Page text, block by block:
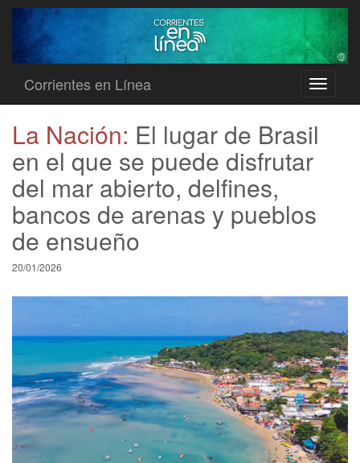
Toggle
Corrientes en Línea
La Nación: El lugar de Brasil
en el que se puede disfrutar
del mar abierto, delfines,
bancos de arenas y pueblos
de ensueño
20/01/2026